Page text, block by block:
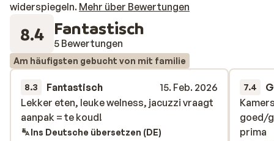
widerspiegeln. Mehr über Bewertungen
8.4 Fantastisch
5 Bewertungen
Am häufigsten gebucht von mit familie
8.3 Fantastisch
15. Feb. 2026
Lekker eten, leuke welness, jacuzzi vraagt
aanpak = te koud!
Lekker eten, leuke welness, jacuzzi vraagt
aanpak = te koud!
Ins Deutsche übersetzen (DE)
7.4
goed/
prima
goed/
prima